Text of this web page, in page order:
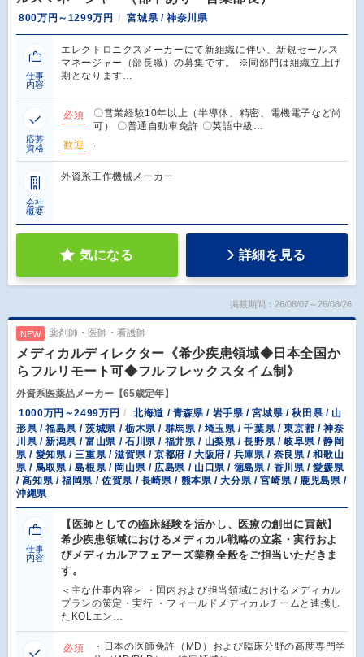
800万円～1299万円 宮城県 / 神奈川県
仕事
内容
エレクトロニクスメーカーにて新組織に伴い、新規セールス
マネージャー（部長職）の募集です。 ※同部門は組織立上げ
期となります…
応募
資格
必須
〇営業経験10年以上（半導体、精密、電機電子など尚
可） 〇普通自動車免許 〇英語中級…
歓迎
.
会社
概要
外資系工作機械メーカー
気になる 詳細を見る
掲載期間：26/08/07～26/08/26
NEW 薬剤師・医師・看護師
メディカルディレクター《希少疾患領域◆日本全国か
らフルリモート可◆フルフレックスタイム制》
外資系医薬品メーカー【65歳定年】
1000万円～2499万円
北海道 / 青森県 / 岩手県 / 宮城県 / 秋田県 / 山
形県 / 福島県 / 茨城県 / 栃木県 / 群馬県 / 埼玉県 / 千葉県 / 東京都 / 神奈
川県 / 新潟県 / 富山県 / 石川県 / 福井県 / 山梨県 / 長野県 / 岐阜県 / 静岡
県 / 愛知県 / 三重県 / 滋賀県 / 京都府 / 大阪府 / 兵庫県 / 奈良県 / 和歌山
県 / 鳥取県 / 島根県 / 岡山県 / 広島県 / 山口県 / 徳島県 / 香川県 / 愛媛県
/ 高知県 / 福岡県 / 佐賀県 / 長崎県 / 熊本県 / 大分県 / 宮崎県 / 鹿児島県 /
沖縄県
仕事
内容
【医師としての臨床経験を活かし、医療の創出に貢献】
希少疾患領域におけるメディカル戦略の立案・実行およ
びメディカルアフェアーズ業務全般をご担当いただきま
す。
＜主な仕事内容＞ ・国内および担当領域におけるメディカル
プランの策定・実行 ・フィールドメディカルチームと連携し
たKOLエン…
必須
・日本の医師免許（MD）および臨床分野の高度専門学